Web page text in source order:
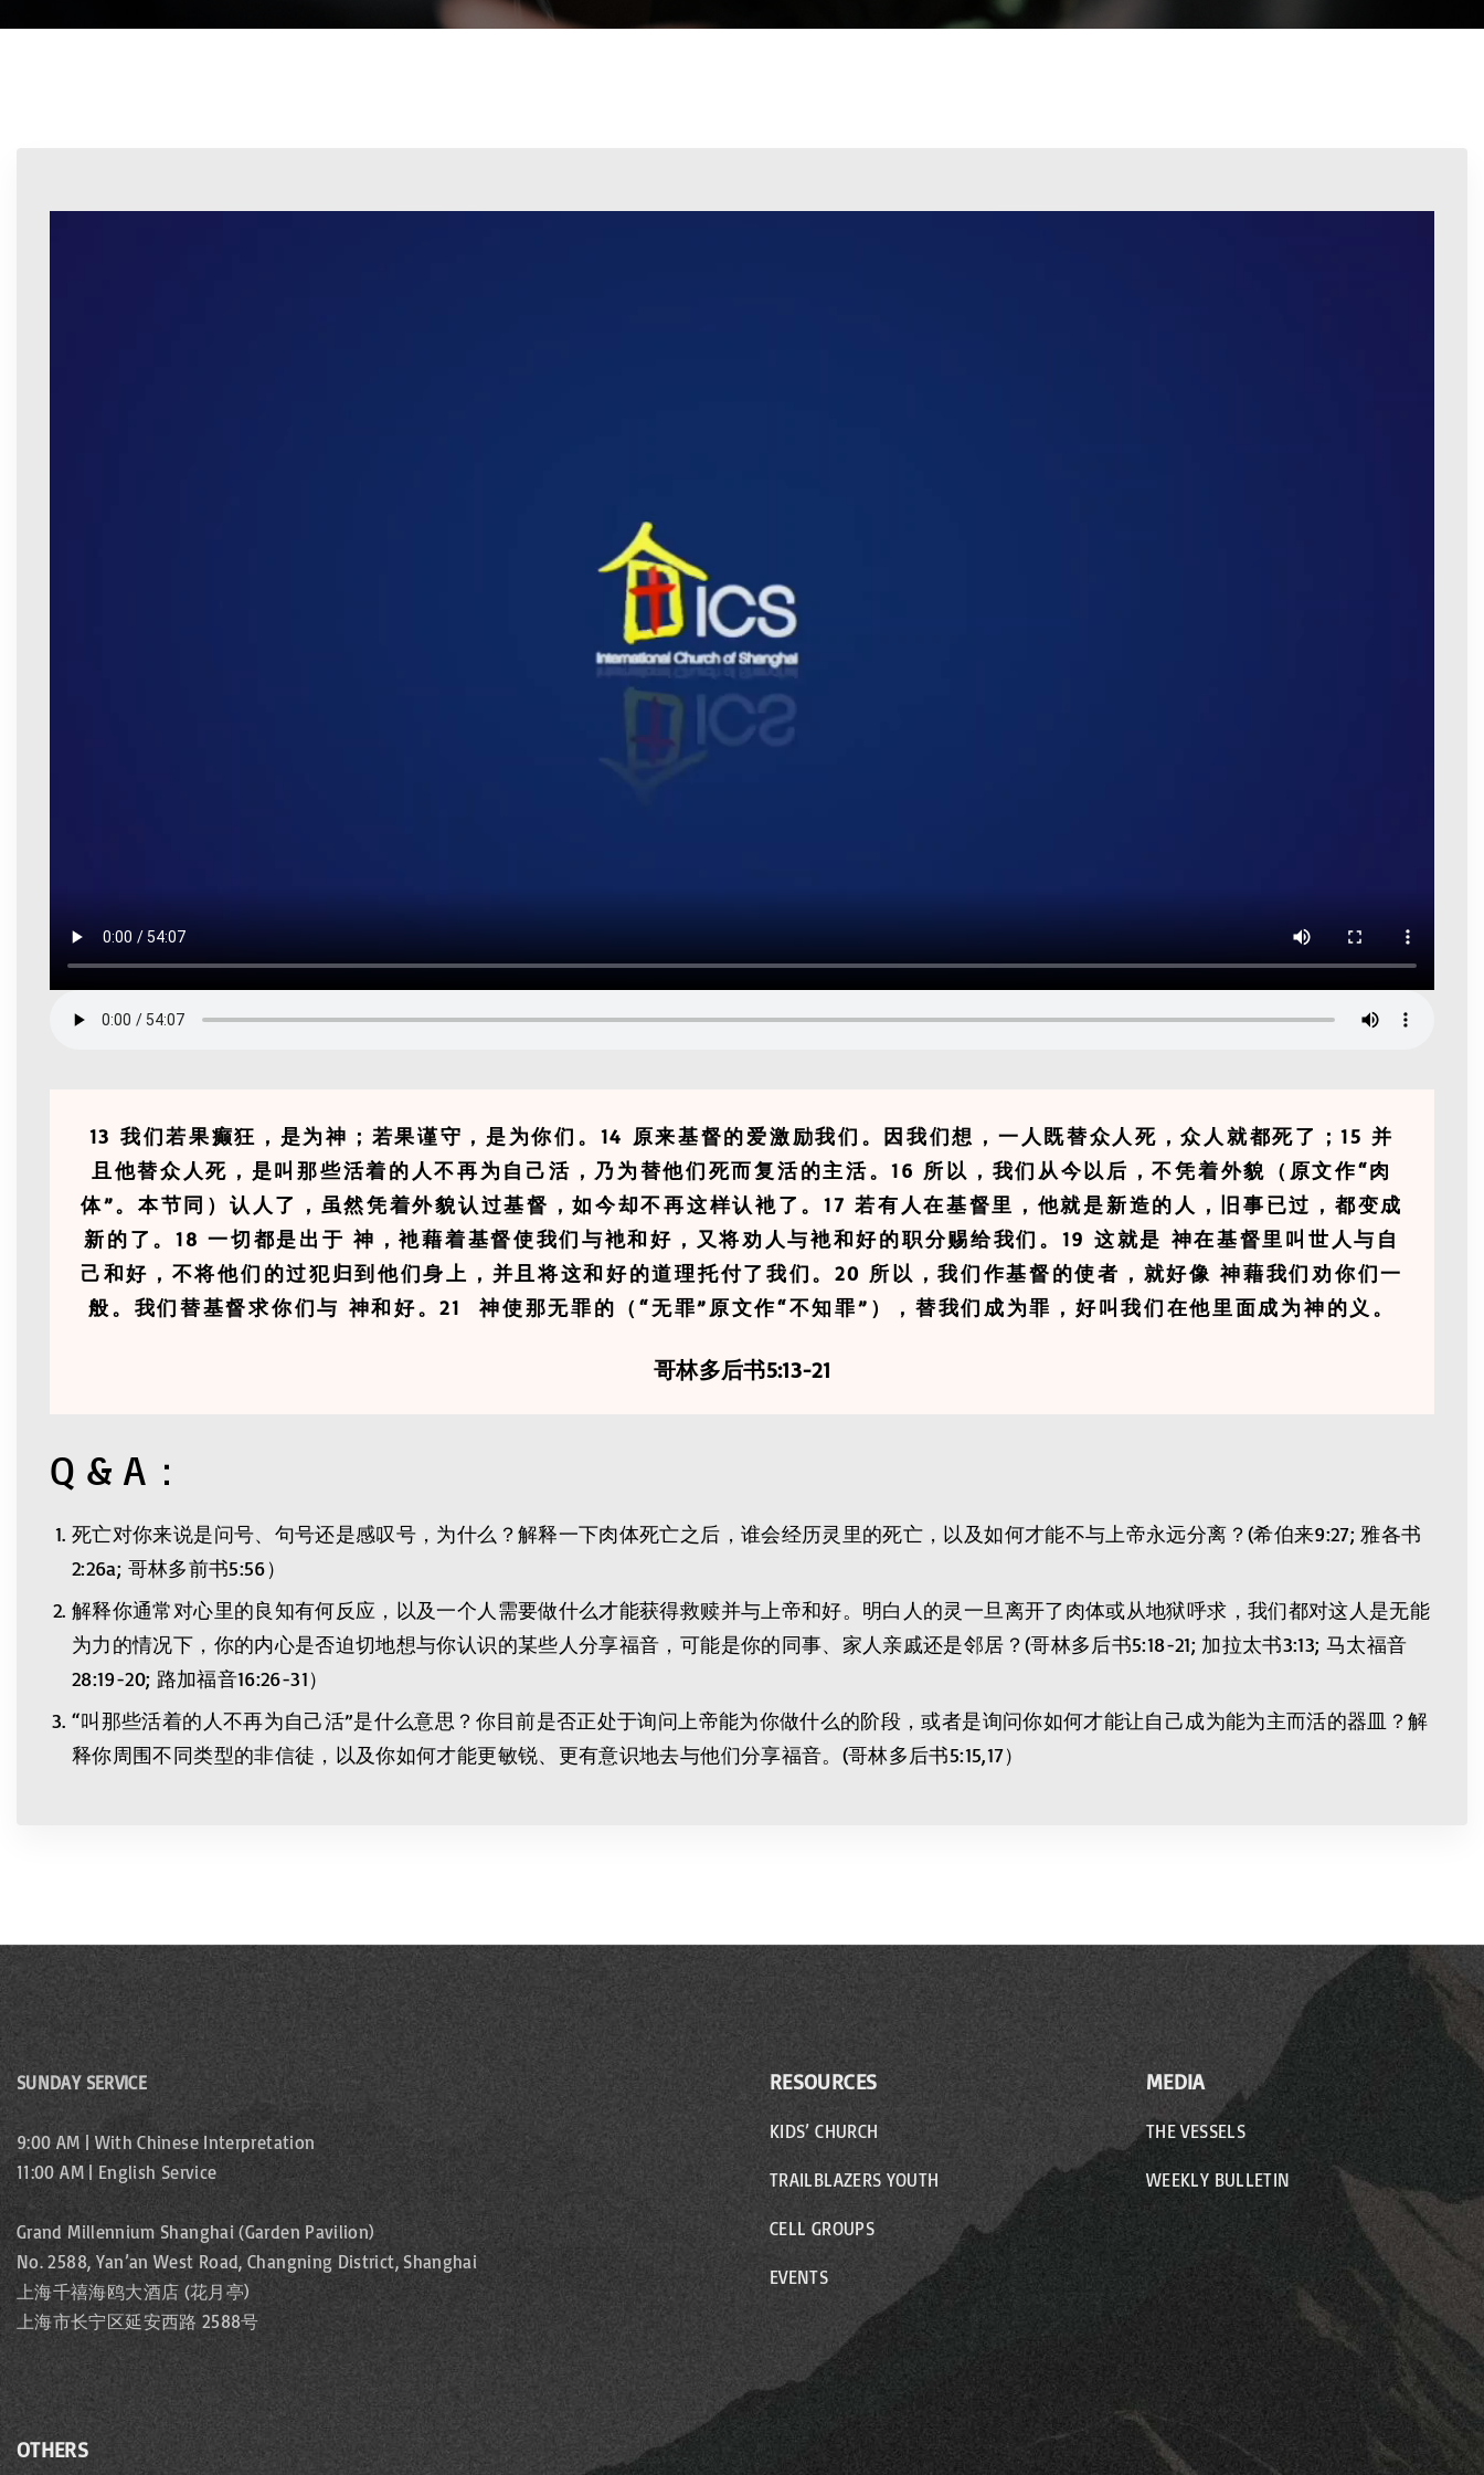
13 我们若果癫狂，是为神；若果谨守，是为你们。14 原来基督的爱激励我们。因我们想，一人既替众人死，众人就都死了；15 并
且他替众人死，是叫那些活着的人不再为自己活，乃为替他们死而复活的主活。16 所以，我们从今以后，不凭着外貌（原文作“肉
体”。本节同）认人了，虽然凭着外貌认过基督，如今却不再这样认衪了。17 若有人在基督里，他就是新造的人，旧事已过，都变成
新的了。18 一切都是出于 神，衪藉着基督使我们与衪和好，又将劝人与衪和好的职分赐给我们。19 这就是 神在基督里叫世人与自
己和好，不将他们的过犯归到他们身上，并且将这和好的道理托付了我们。20 所以，我们作基督的使者，就好像 神藉我们劝你们一
般。我们替基督求你们与 神和好。21 神使那无罪的（“无罪”原文作“不知罪”），替我们成为罪，好叫我们在他里面成为神的义。
哥林多后书5:13-21
Q & A：
死亡对你来说是问号、句号还是感叹号，为什么？解释一下肉体死亡之后，谁会经历灵里的死亡，以及如何才能不与上帝永远分离？(希伯来9:27; 雅各书
2:26a; 哥林多前书5:56）
解释你通常对心里的良知有何反应，以及一个人需要做什么才能获得救赎并与上帝和好。明白人的灵一旦离开了肉体或从地狱呼求，我们都对这人是无能
为力的情况下，你的内心是否迫切地想与你认识的某些人分享福音，可能是你的同事、家人亲戚还是邻居？(哥林多后书5:18-21; 加拉太书3:13; 马太福音
28:19-20; 路加福音16:26-31）
“叫那些活着的人不再为自己活”是什么意思？你目前是否正处于询问上帝能为你做什么的阶段，或者是询问你如何才能让自己成为能为主而活的器皿？解
释你周围不同类型的非信徒，以及你如何才能更敏锐、更有意识地去与他们分享福音。(哥林多后书5:15,17）
SUNDAY SERVICE
9:00 AM | With Chinese Interpretation
11:00 AM | English Service
Grand Millennium Shanghai (Garden Pavilion)
No. 2588, Yan’an West Road, Changning District, Shanghai
上海千禧海鸥大酒店 (花月亭)
上海市长宁区延安西路 2588号
RESOURCES
KIDS’ CHURCH
TRAILBLAZERS YOUTH
CELL GROUPS
EVENTS
MEDIA
THE VESSELS
WEEKLY BULLETIN
OTHERS